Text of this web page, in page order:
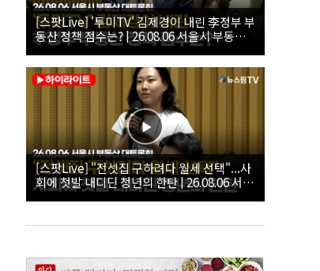
[스팟Live] '투미TV' 김제경이 내린 李정부 부
동산 정책 점수는? | 26.08.06 서울시 부동산
대토론회
[스팟Live] "전셋집 구하려다 월세 선택"...사
회에 첫발 내디딘 청년의 한탄 | 26.08.06 서울
시 부동산 대토론회